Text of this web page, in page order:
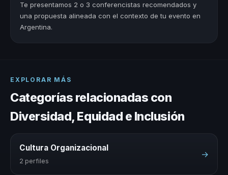
Te presentamos 2 o 3 conferencistas recomendados y
una propuesta alineada con el contexto de tu evento en
Argentina.
EXPLORAR MÁS
Categorías relacionadas con
Diversidad, Equidad e Inclusión
Cultura Organizacional
2 perfiles
→